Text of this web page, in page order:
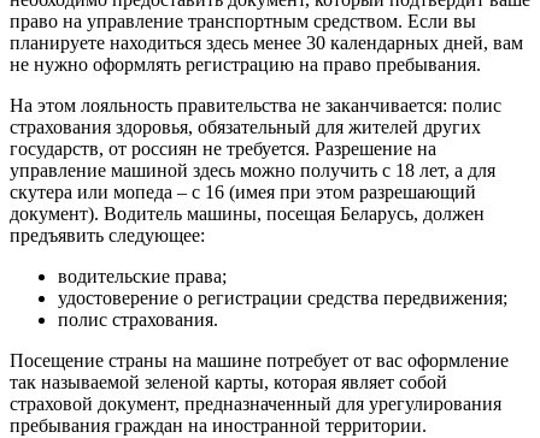
право на управление транспортным средством. Если вы
планируете находиться здесь менее 30 календарных дней, вам
не нужно оформлять регистрацию на право пребывания.
На этом лояльность правительства не заканчивается: полис
страхования здоровья, обязательный для жителей других
государств, от россиян не требуется. Разрешение на
управление машиной здесь можно получить с 18 лет, а для
скутера или мопеда – с 16 (имея при этом разрешающий
документ). Водитель машины, посещая Беларусь, должен
предъявить следующее:
водительские права;
удостоверение о регистрации средства передвижения;
полис страхования.
Посещение страны на машине потребует от вас оформление
так называемой зеленой карты, которая являет собой
страховой документ, предназначенный для урегулирования
пребывания граждан на иностранной территории.